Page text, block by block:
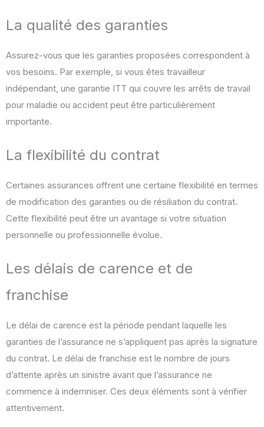
La qualité des garanties
Assurez-vous que les garanties proposées correspondent à
vos besoins. Par exemple, si vous êtes travailleur
indépendant, une garantie ITT qui couvre les arrêts de travail
pour maladie ou accident peut être particulièrement
importante.
La flexibilité du contrat
Certaines assurances offrent une certaine flexibilité en termes
de modification des garanties ou de résiliation du contrat.
Cette flexibilité peut être un avantage si votre situation
personnelle ou professionnelle évolue.
Les délais de carence et de
franchise
Le délai de carence est la période pendant laquelle les
garanties de l’assurance ne s’appliquent pas après la signature
du contrat. Le délai de franchise est le nombre de jours
d’attente après un sinistre avant que l’assurance ne
commence à indemniser. Ces deux éléments sont à vérifier
attentivement.